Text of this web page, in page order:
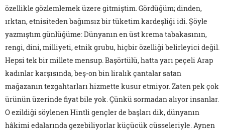
özellikle gözlemlemek üzere gitmiştim. Gördüğüm; dinden,
ırktan, etnisiteden bağımsız bir tüketim kardeşliği idi. Şöyle
yazmıştım günlüğüme: Dünyanın en üst krema tabakasının,
rengi, dini, milliyeti, etnik grubu, hiçbir özelliği belirleyici değil.
Hepsi tek bir millete mensup. Başörtülü, hatta yarı peçeli Arap
kadınlar karşısında, beş-on bin liralık çantalar satan
mağazanın tezgahtarları hizmette kusur etmiyor. Zaten pek çok
ürünün üzerinde fiyat bile yok. Çünkü sormadan alıyor insanlar.
O ezildiği söylenen Hintli gençler de başları dik, dünyanın
hâkimi edalarında gezebiliyorlar küçücük cüsseleriyle. Aynen